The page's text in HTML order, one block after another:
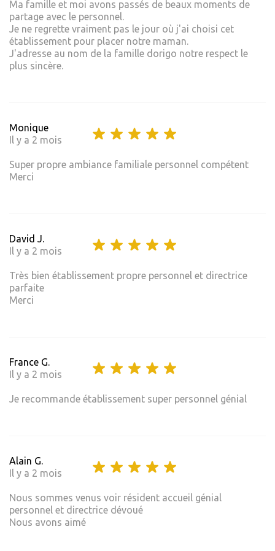
Ma famille et moi avons passés de beaux moments de
partage avec le personnel.
Je ne regrette vraiment pas le jour où j'ai choisi cet
établissement pour placer notre maman.
J'adresse au nom de la famille dorigo notre respect le
plus sincère.
Monique
Il y a 2 mois
Super propre ambiance familiale personnel compétent
Merci
David J.
Il y a 2 mois
Très bien établissement propre personnel et directrice
parfaite
Merci
France G.
Il y a 2 mois
Je recommande établissement super personnel génial
Alain G.
Il y a 2 mois
Nous sommes venus voir résident accueil génial
personnel et directrice dévoué
Nous avons aimé